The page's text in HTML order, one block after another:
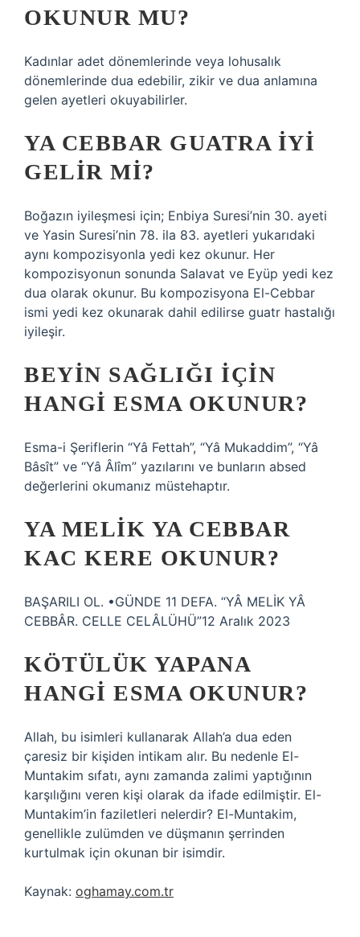
OKUNUR MU?
Kadınlar adet dönemlerinde veya lohusalık
dönemlerinde dua edebilir, zikir ve dua anlamına
gelen ayetleri okuyabilirler.
YA CEBBAR GUATRA IYI
GELIR MI?
Boğazın iyileşmesi için; Enbiya Suresi’nin 30. ayeti
ve Yasin Suresi’nin 78. ila 83. ayetleri yukarıdaki
aynı kompozisyonla yedi kez okunur. Her
kompozisyonun sonunda Salavat ve Eyüp yedi kez
dua olarak okunur. Bu kompozisyona El-Cebbar
ismi yedi kez okunarak dahil edilirse guatr hastalığı
iyileşir.
BEYIN SAĞLIĞI IÇIN
HANGI ESMA OKUNUR?
Esma-i Şeriflerin “Yâ Fettah”, “Yâ Mukaddim”, “Yâ
Bâsît” ve “Yâ Âlîm” yazılarını ve bunların absed
değerlerini okumanız müstehaptır.
YA MELIK YA CEBBAR
KAC KERE OKUNUR?
BAŞARILI OL. •GÜNDE 11 DEFA. “YÂ MELİK YÂ
CEBBÂR. CELLE CELÂLÜHÜ”12 Aralık 2023
KÖTÜLÜK YAPANA
HANGI ESMA OKUNUR?
Allah, bu isimleri kullanarak Allah’a dua eden
çaresiz bir kişiden intikam alır. Bu nedenle El-
Muntakim sıfatı, aynı zamanda zalimi yaptığının
karşılığını veren kişi olarak da ifade edilmiştir. El-
Muntakim’in faziletleri nelerdir? El-Muntakim,
genellikle zulümden ve düşmanın şerrinden
kurtulmak için okunan bir isimdir.
Kaynak: oghamay.com.tr